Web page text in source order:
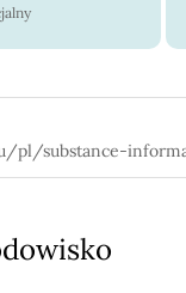
pl/substance-